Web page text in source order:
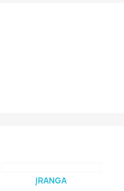
ĮRANGA